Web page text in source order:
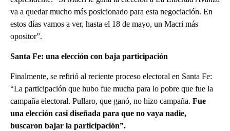
va a quedar mucho más posicionado para esta negociación. En
estos días vamos a ver, hasta el 18 de mayo, un Macri más
opositor”.
Santa Fe: una elección con baja participación
Finalmente, se refirió al reciente proceso electoral en Santa Fe:
“La participación que hubo fue mucha para lo pobre que fue la
campaña electoral. Pullaro, que ganó, no hizo campaña. Fue
una elección casi diseñada para que no vaya nadie,
buscaron bajar la participación”.